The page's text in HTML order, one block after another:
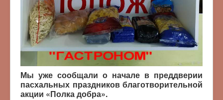
Мы уже сообщали о начале в преддверии
пасхальных праздников благотворительной
акции «Полка добра».